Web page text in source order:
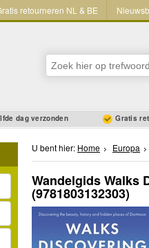
retourneren NL & BE
dag verzonden Gratis
U bent hier: Home Europa
Wandelgids Walks
(9781803132303)